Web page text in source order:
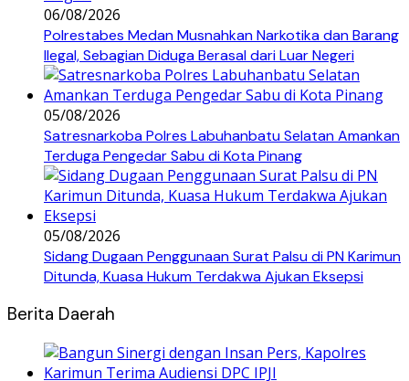
06/08/2026
Polrestabes Medan Musnahkan Narkotika dan Barang
Ilegal, Sebagian Diduga Berasal dari Luar Negeri
05/08/2026
Satresnarkoba Polres Labuhanbatu Selatan Amankan
Terduga Pengedar Sabu di Kota Pinang
05/08/2026
Sidang Dugaan Penggunaan Surat Palsu di PN Karimun
Ditunda, Kuasa Hukum Terdakwa Ajukan Eksepsi
Berita Daerah